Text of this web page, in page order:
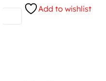
Add to wishlist